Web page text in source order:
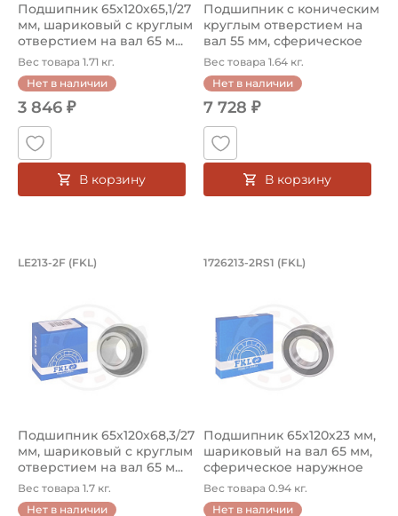
Подшипник 65х120х65,1/27
мм, шариковый с круглым
отверстием на вал 65 м...
Вес товара 1.71 кг.
Нет в наличии
3 846 ₽
В корзину
Подшипник c коническим
круглым отверстием на
вал 55 мм, сферическое
нар...
Вес товара 1.64 кг.
Нет в наличии
7 728 ₽
В корзину
Подшипник 65х120х68,3/27 мм,
LE213-2F (FKL)
Подшипник 65х120х68,3/27
мм, шариковый с круглым
отверстием на вал 65 м...
Вес товара 1.7 кг.
Нет в наличии
Подшипник
1726213-2RS1 (FKL)
Подшипник 65х120х23 мм,
шариковый на вал 65 мм,
сферическое наружное
ко...
Вес товара 0.94 кг.
Нет в наличии